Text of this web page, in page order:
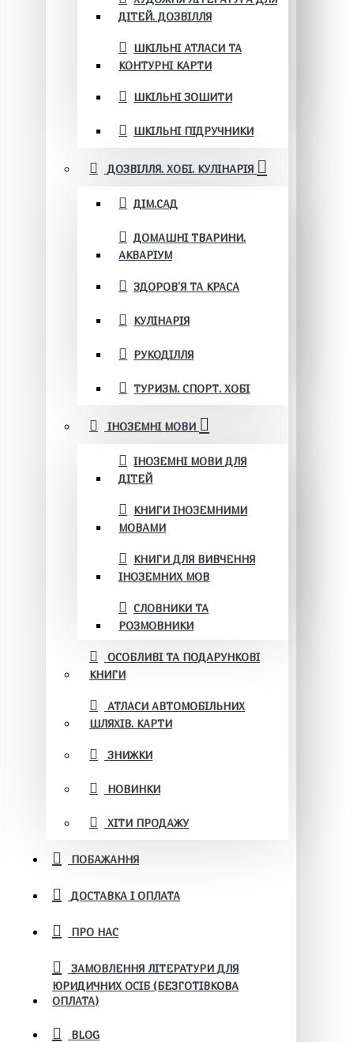
ДІТЕЙ. ДОЗВІЛЛЯ
ШКІЛЬНІ АТЛАСИ ТА
КОНТУРНІ КАРТИ
ШКІЛЬНІ ЗОШИТИ
ШКІЛЬНІ ПІДРУЧНИКИ
ДОЗВІЛЛЯ. ХОБІ. КУЛІНАРІЯ
ДІМ.САД
ДОМАШНІ ТВАРИНИ.
АКВАРІУМ
ЗДОРОВ'Я ТА КРАСА
КУЛІНАРІЯ
РУКОДІЛЛЯ
ТУРИЗМ. СПОРТ. ХОБІ
ІНОЗЕМНІ МОВИ
ІНОЗЕМНІ МОВИ ДЛЯ
ДІТЕЙ
КНИГИ ІНОЗЕМНИМИ
МОВАМИ
КНИГИ ДЛЯ ВИВЧЕННЯ
ІНОЗЕМНИХ МОВ
СЛОВНИКИ ТА
РОЗМОВНИКИ
ОСОБЛИВІ ТА ПОДАРУНКОВІ
КНИГИ
АТЛАСИ АВТОМОБІЛЬНИХ
ШЛЯХІВ. КАРТИ
ЗНИЖКИ
НОВИНКИ
ХІТИ ПРОДАЖУ
ПОБАЖАННЯ
ДОСТАВКА І ОПЛАТА
ПРО НАС
ЗАМОВЛЕННЯ ЛІТЕРАТУРИ ДЛЯ
ЮРИДИЧНИХ ОСІБ (БЕЗГОТІВКОВА
ОПЛАТА)
BLOG